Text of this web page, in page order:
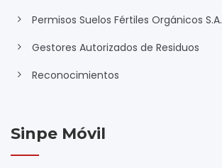
Permisos Suelos Fértiles Orgánicos S.A.
Gestores Autorizados de Residuos
Reconocimientos
Sinpe Móvil